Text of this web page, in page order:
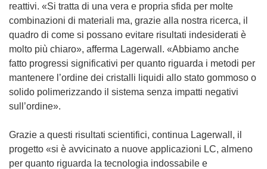
reattivi. «Si tratta di una vera e propria sfida per molte
combinazioni di materiali ma, grazie alla nostra ricerca, il
quadro di come si possano evitare risultati indesiderati è
molto più chiaro», afferma Lagerwall. «Abbiamo anche
fatto progressi significativi per quanto riguarda i metodi per
mantenere l’ordine dei cristalli liquidi allo stato gommoso o
solido polimerizzando il sistema senza impatti negativi
sull’ordine».
Grazie a questi risultati scientifici, continua Lagerwall, il
progetto «si è avvicinato a nuove applicazioni LC, almeno
per quanto riguarda la tecnologia indossabile e